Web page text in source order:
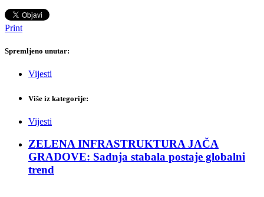
Print
Spremljeno unutar:
Vijesti
Više iz kategorije:
Vijesti
ZELENA INFRASTRUKTURA JAČA
GRADOVE: Sadnja stabala postaje globalni
trend